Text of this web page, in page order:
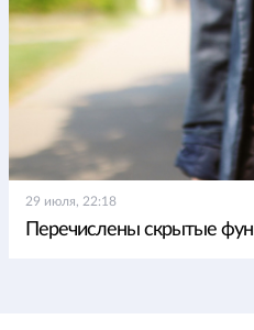
29 июля, 22:18
Перечислены скрытые